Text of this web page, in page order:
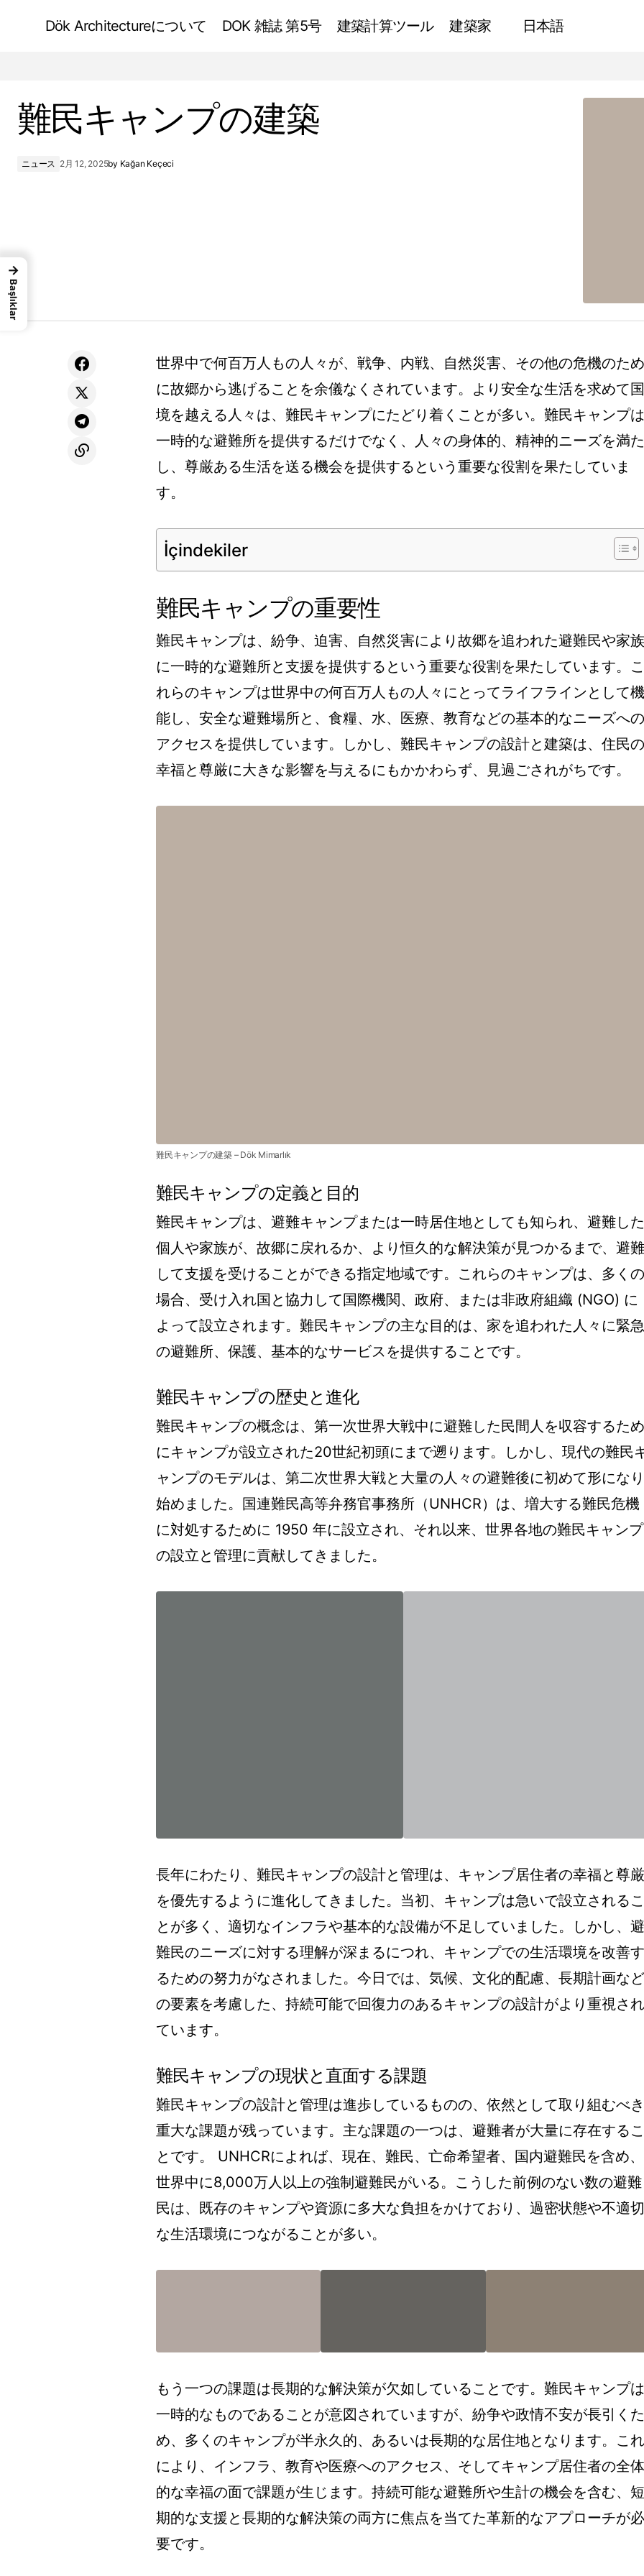
Dök Architectureについて DOK 雑誌 第5号 建築計算ツール 建築家 日本語
難民キャンプの建築
ニュース 2月 12, 2025by Kağan Keçeci
世界中で何百万人もの人々が、戦争、内戦、自然災害、その他の危機のため
に故郷から逃げることを余儀なくされています。より安全な生活を求めて国
境を越える人々は、難民キャンプにたどり着くことが多い。難民キャンプは
一時的な避難所を提供するだけでなく、人々の身体的、精神的ニーズを満た
し、尊厳ある生活を送る機会を提供するという重要な役割を果たしていま
す。
İçindekiler
難民キャンプの重要性
難民キャンプは、紛争、迫害、自然災害により故郷を追われた避難民や家族
に一時的な避難所と支援を提供するという重要な役割を果たしています。こ
れらのキャンプは世界中の何百万人もの人々にとってライフラインとして機
能し、安全な避難場所と、食糧、水、医療、教育などの基本的なニーズへの
アクセスを提供しています。しかし、難民キャンプの設計と建築は、住民の
幸福と尊厳に大きな影響を与えるにもかかわらず、見過ごされがちです。
難民キャンプの建築 – Dök Mimarlık
難民キャンプの定義と目的
難民キャンプは、避難キャンプまたは一時居住地としても知られ、避難した
個人や家族が、故郷に戻れるか、より恒久的な解決策が見つかるまで、避難
して支援を受けることができる指定地域です。これらのキャンプは、多くの
場合、受け入れ国と協力して国際機関、政府、または非政府組織 (NGO) に
よって設立されます。難民キャンプの主な目的は、家を追われた人々に緊急
の避難所、保護、基本的なサービスを提供することです。
難民キャンプの歴史と進化
難民キャンプの概念は、第一次世界大戦中に避難した民間人を収容するため
にキャンプが設立された20世紀初頭にまで遡ります。しかし、現代の難民
ャンプのモデルは、第二次世界大戦と大量の人々の避難後に初めて形になり
始めました。国連難民高等弁務官事務所（UNHCR）は、増大する難民危機
に対処するために 1950 年に設立され、それ以来、世界各地の難民キャンプ
の設立と管理に貢献してきました。
長年にわたり、難民キャンプの設計と管理は、キャンプ居住者の幸福と尊厳
を優先するように進化してきました。当初、キャンプは急いで設立されるこ
とが多く、適切なインフラや基本的な設備が不足していました。しかし、避
難民のニーズに対する理解が深まるにつれ、キャンプでの生活環境を改善す
るための努力がなされました。今日では、気候、文化的配慮、長期計画など
の要素を考慮した、持続可能で回復力のあるキャンプの設計がより重視され
ています。
難民キャンプの現状と直面する課題
難民キャンプの設計と管理は進歩しているものの、依然として取り組むべき
重大な課題が残っています。主な課題の一つは、避難者が大量に存在するこ
とです。 UNHCRによれば、現在、難民、亡命希望者、国内避難民を含め、
世界中に8,000万人以上の強制避難民がいる。こうした前例のない数の避難
民は、既存のキャンプや資源に多大な負担をかけており、過密状態や不適切
な生活環境につながることが多い。
もう一つの課題は長期的な解決策が欠如していることです。難民キャンプは
一時的なものであることが意図されていますが、紛争や政情不安が長引くた
め、多くのキャンプが半永久的、あるいは長期的な居住地となります。これ
により、インフラ、教育や医療へのアクセス、そしてキャンプ居住者の全体
的な幸福の面で課題が生じます。持続可能な避難所や生計の機会を含む、短
期的な支援と長期的な解決策の両方に焦点を当てた革新的なアプローチが必
要です。
→
Başlıklar